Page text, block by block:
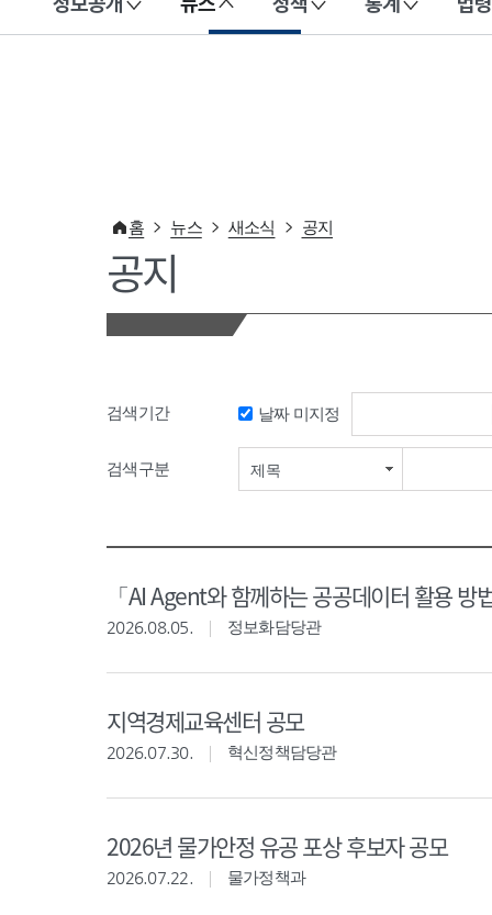
이 누리집은 대한민국 공식 전자정부 누리집입니다.
홈 뉴스 새소식 공지
공지
검색기간 날짜 미지정
검색구분 제목
「AI Agent와 함께하는 공공데이터 활용 방
2026.08.05. 정보화담당관
지역경제교육센터 공모
2026.07.30. 혁신정책담당관
2026년 물가안정 유공 포상 후보자 공모
2026.07.22. 물가정책과